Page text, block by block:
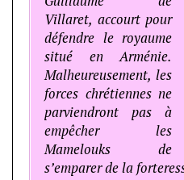
Villaret, accourt pour
défendre le royaume
situé en Arménie.
Malheureusement, les
forces chrétiennes ne
parviendront pas à
empêcher les
Mamelouks de
s’emparer de la